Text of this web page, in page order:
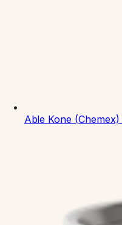
Able Kone (Chemex)